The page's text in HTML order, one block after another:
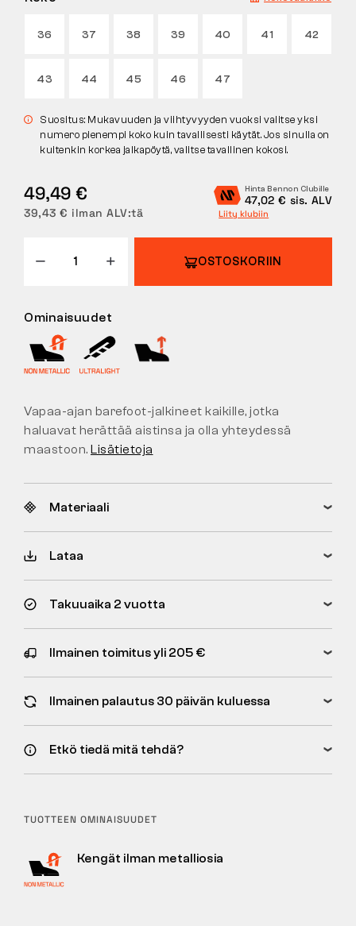
36 37 38 39 40 41 42
43 44 45 46 47
Suositus: Mukavuuden ja viihtyvyyden vuoksi valitse yksi
numero pienempi koko kuin tavallisesti käytät. Jos sinulla on
kuitenkin korkea jalkapöytä, valitse tavallinen kokosi.
49,49 €
39,43 € ilman ALV:tä
Hinta Bennon Clubille
47,02 € sis. ALV
Liity klubiin
OSTOSKORIIN
Ominaisuudet
Vapaa-ajan barefoot-jalkineet kaikille, jotka
haluavat herättää aistinsa ja olla yhteydessä
maastoon. Lisätietoja
Materiaali
Lataa
Takuuaika 2 vuotta
Ilmainen toimitus yli 205 €
Ilmainen palautus 30 päivän kuluessa
Etkö tiedä mitä tehdä?
TUOTTEEN OMINAISUUDET
Kengät ilman metalliosia